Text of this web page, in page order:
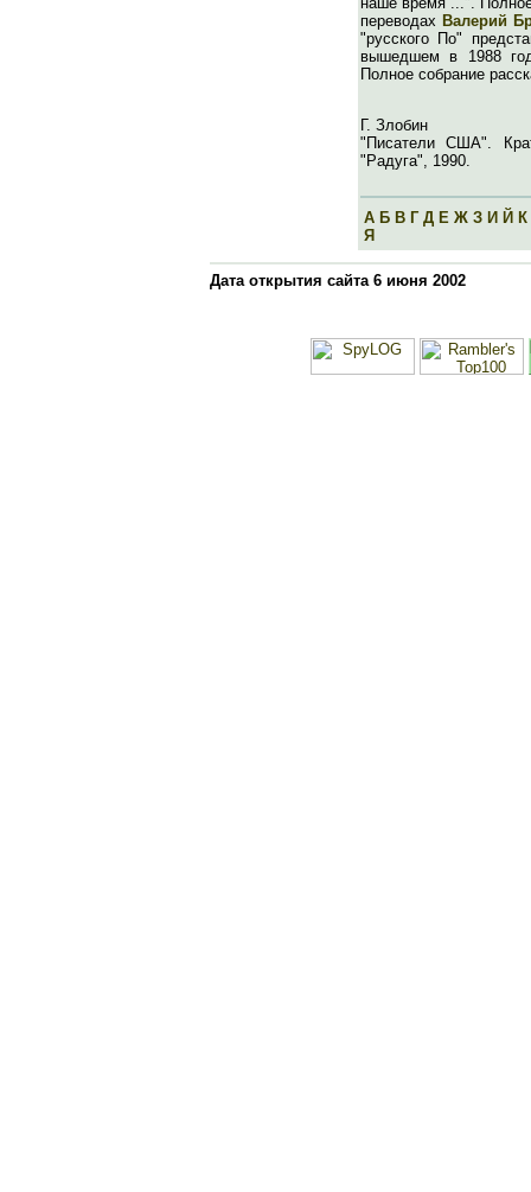
переводах Валерий
"русского По"
вышедшем в 1988
Полное собрание
Г. Злобин
"Писатели США".
"Радуга", 1990.
А Б В Г Д Е Ж З И Й К
Я
Дата открытия сайта 6 июня 2002